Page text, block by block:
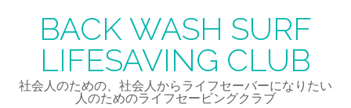
BACK WASH SURF
LIFESAVING CLUB
社会人のための、社会人からライフセーバーになりたい
人のためのライフセービングクラブ